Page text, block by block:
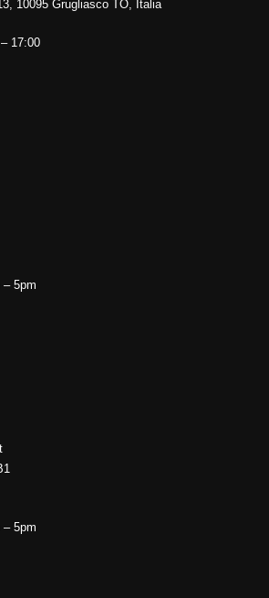
10095 Grugliasco TO, Italia
17:00
– 5pm
– 5pm